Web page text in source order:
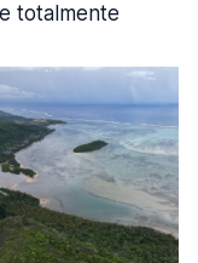
totalmente